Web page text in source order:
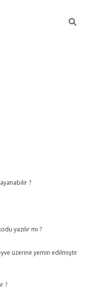
?
yazılır mı ?
üzerine yemin edilmiştir
?